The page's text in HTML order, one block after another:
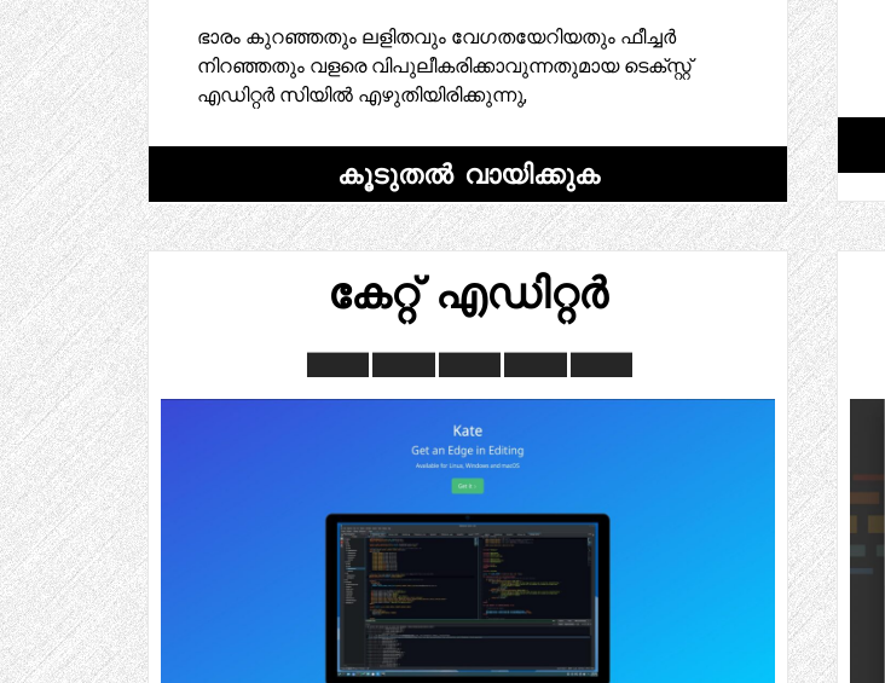
ഭാരം കുറഞ്ഞതും ലളിതവും വേഗതയേറിയതും ഫീച്ചർ
നിറഞ്ഞതും വളരെ വിപുലീകരിക്കാവുന്നതുമായ ടെക്സ്റ്റ്
എഡിറ്റർ സിയിൽ എഴുതിയിരിക്കുന്നു,
കൂടുതൽ വായിക്കുക
കേറ്റ് എഡിറ്റർ